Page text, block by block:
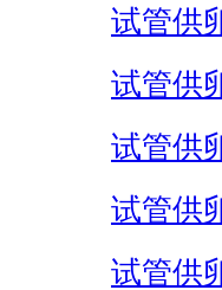
试管供
试管供
试管供
试管供
试管供